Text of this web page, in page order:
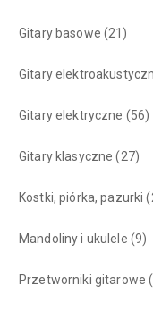
Gitary basowe (21)
Gitary
Gitary elektryczne (56)
Gitary klasyczne (27)
Kostki, piórka, pazurki
Mandoliny i ukulele (9)
Przetworniki gitarowe